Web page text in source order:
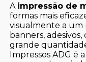
A impressão de
formas mais
visualmente a um
banners,
grande
Impressos ADG é